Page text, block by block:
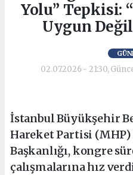
Yolu” Tepkisi:
Uygun
02.07.2026 - 21:30,
İstanbul Büyükşehir
Hareket Partisi
Başkanlığı, kongre
çalışmalarına hız